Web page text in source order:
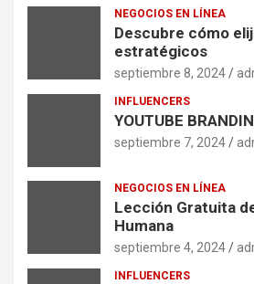
NEGOCIOS EN LÍNEA
Descubre cómo
estratégicos
septiembre 8, 2024
INFLUENCERS
YOUTUBE
septiembre 7, 2024
NEGOCIOS EN LÍNEA
Lección Gratuita
Humana
septiembre 4, 2024
INFLUENCERS